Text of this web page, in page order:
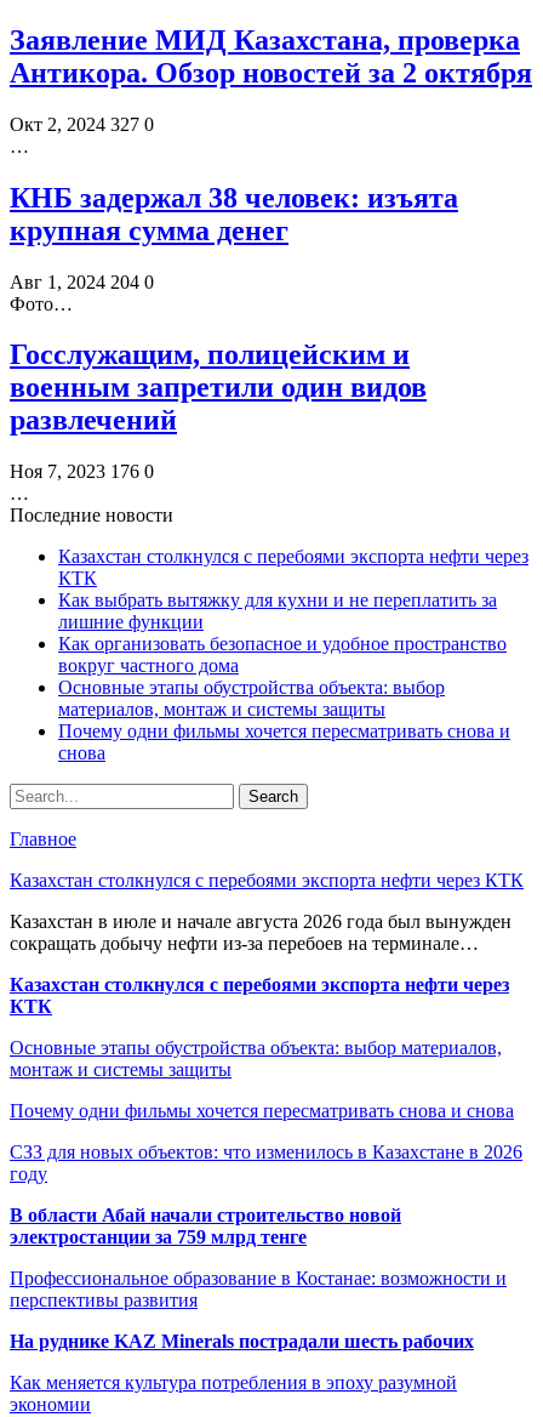
Заявление МИД Казахстана, проверка
Антикора. Обзор новостей за 2 октября
Окт 2, 2024 327 0
…
КНБ задержал 38 человек: изъята
крупная сумма денег
Авг 1, 2024 204 0
Фото…
Госслужащим, полицейским и
военным запретили один видов
развлечений
Ноя 7, 2023 176 0
…
Последние новости
Казахстан столкнулся с перебоями экспорта нефти через
КТК
Как выбрать вытяжку для кухни и не переплатить за
лишние функции
Как организовать безопасное и удобное пространство
вокруг частного дома
Основные этапы обустройства объекта: выбор
материалов, монтаж и системы защиты
Почему одни фильмы хочется пересматривать снова и
снова
Главное
Казахстан столкнулся с перебоями экспорта нефти через КТК
Казахстан в июле и начале августа 2026 года был вынужден
сокращать добычу нефти из-за перебоев на терминале…
Казахстан столкнулся с перебоями экспорта нефти через
КТК
Основные этапы обустройства объекта: выбор материалов,
монтаж и системы защиты
Почему одни фильмы хочется пересматривать снова и снова
СЗЗ для новых объектов: что изменилось в Казахстане в 2026
году
В области Абай начали строительство новой
электростанции за 759 млрд тенге
Профессиональное образование в Костанае: возможности и
перспективы развития
На руднике KAZ Minerals пострадали шесть рабочих
Как меняется культура потребления в эпоху разумной
экономии